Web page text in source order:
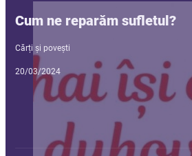
Cum ne reparăm sufletul?
Cărți și povești
20/03/2024